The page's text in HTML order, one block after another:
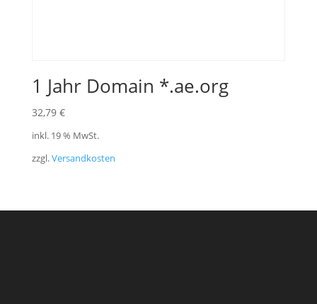
1 Jahr Domain *.ae.org
32,79 €
inkl. 19 % MwSt.
zzgl.Versandkosten